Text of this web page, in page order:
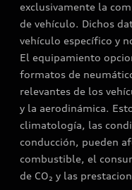
exclusivamente la
de vehículo. Dichos
vehículo específico y
El equipamiento
formatos de
relevantes de los
y la aerodinámica.
climatología, las
conducción, pueden
combustible, el
de CO₂ y las